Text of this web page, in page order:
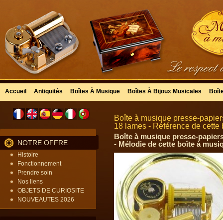
Accueil Antiquités Boîtes À Musique Boîtes À Bijoux Musicales
NOTRE OFFRE
Histoire
Fonctionnement
Prendre soin
Nos liens
OBJETS DE CURIOSITE
NOUVEAUTES 2026
Boîte à musique presse-
18 lames - Référence de
Boîte à musique presse-
- Mélodie de cette boîte à